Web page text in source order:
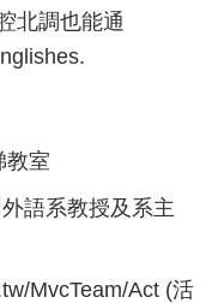
北調也能通
教室
語系教授及系主
MvcTeam/Act (活